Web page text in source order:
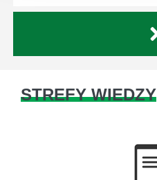
STREFY WIEDZY